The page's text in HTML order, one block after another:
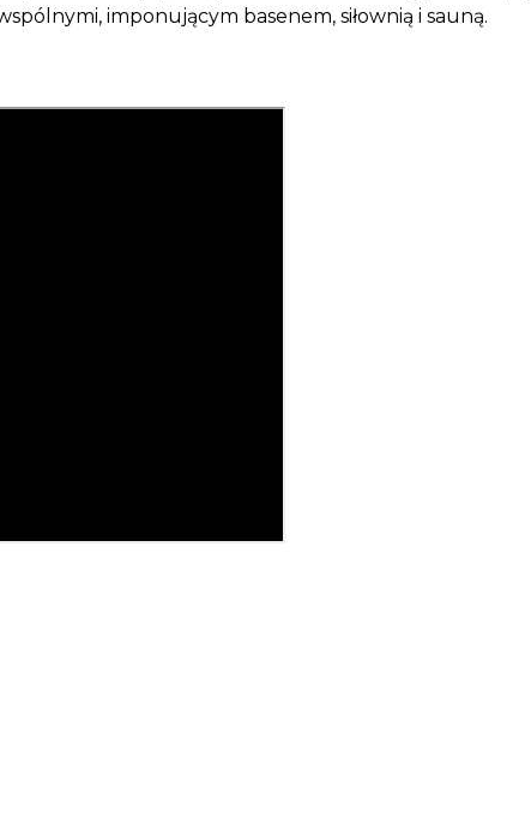
imponującym basenem, siłownią i sauną.